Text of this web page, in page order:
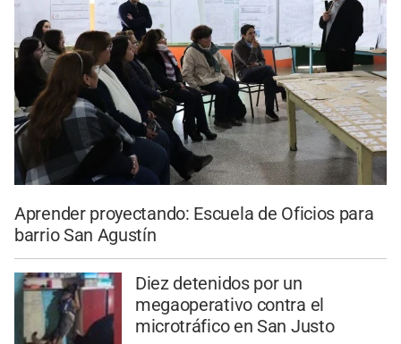
Aprender proyectando: Escuela de Oficios para
barrio San Agustín
Diez detenidos por un
megaoperativo contra el
microtráfico en San Justo